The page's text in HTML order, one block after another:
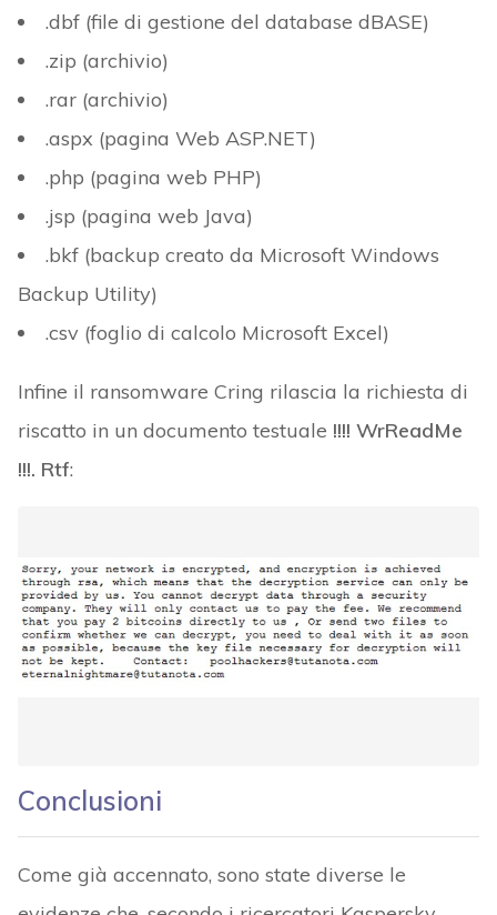
.dbf (file di gestione del database dBASE)
.zip (archivio)
.rar (archivio)
.aspx (pagina Web ASP.NET)
.php (pagina web PHP)
.jsp (pagina web Java)
.bkf (backup creato da Microsoft Windows
Backup Utility)
.csv (foglio di calcolo Microsoft Excel)
Infine il ransomware Cring rilascia la richiesta di
riscatto in un documento testuale !!!! WrReadMe
!!!. Rtf:
Conclusioni
Come già accennato, sono state diverse le